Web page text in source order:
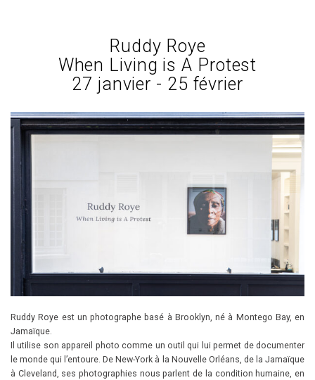
Ruddy Roye
When Living is A Protest
27 janvier - 25 février
Ruddy Roye est un photographe basé à Brooklyn, né à Montego Bay, en
Jamaïque.
Il utilise son appareil photo comme un outil qui lui permet de documenter
le monde qui l’entoure. De New-York à la Nouvelle Orléans, de la Jamaïque
à Cleveland, ses photographies nous parlent de la condition humaine, en